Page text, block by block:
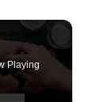
Playing